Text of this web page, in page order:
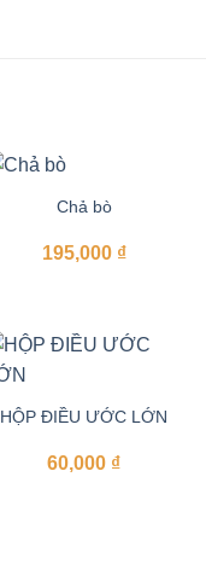
Chả bò
195,000 ₫
HỘP ĐIỀU ƯỚC LỚN
60,000 ₫